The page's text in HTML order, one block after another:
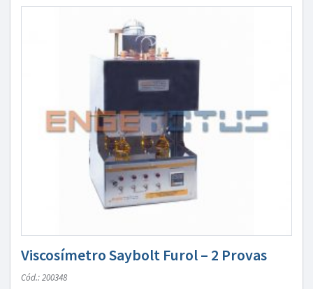
Viscosímetro Saybolt Furol – 2 Provas
Cód.: 200348